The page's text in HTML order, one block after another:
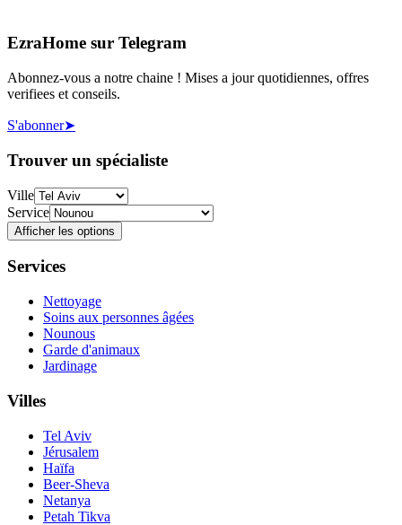
EzraHome sur Telegram
Abonnez-vous a notre chaine ! Mises a jour quotidiennes, offres
verifiees et conseils.
S'abonner➤
Trouver un spécialiste
Ville
Service
Afficher les options
Services
Nettoyage
Soins aux personnes âgées
Nounous
Garde d'animaux
Jardinage
Villes
Tel Aviv
Jérusalem
Haïfa
Beer-Sheva
Netanya
Petah Tikva